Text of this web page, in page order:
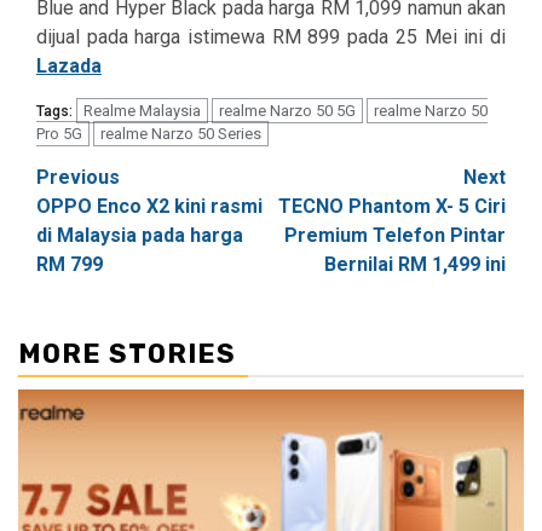
Blue and Hyper Black pada harga RM 1,099 namun akan
dijual pada harga istimewa RM 899 pada 25 Mei ini di
Lazada
Tags: Realme Malaysia realme Narzo 50 5G
realme Narzo 50
Pro 5G
realme Narzo 50 Series
Post
navigation
Previous
OPPO Enco X2 kini rasmi
di Malaysia pada harga
RM 799
Next
TECNO Phantom X- 5 Ciri
Premium Telefon Pintar
Bernilai RM 1,499 ini
MORE STORIES